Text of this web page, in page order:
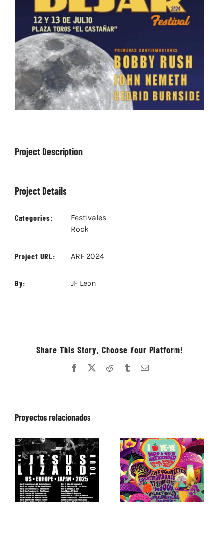
ARTÍCULOS
QUÉ HACEMOS
MECENAZGO
CONTRATACIÓN
CONTACTO
BIO
Project Description
Project Details
Categories:
Festivales
Rock
Project URL: ARF 2024
By: JF Leon
Share This Story, Choose Your Platform!
Facebook Reddit TumblrCorreo
Proyectos relacionados